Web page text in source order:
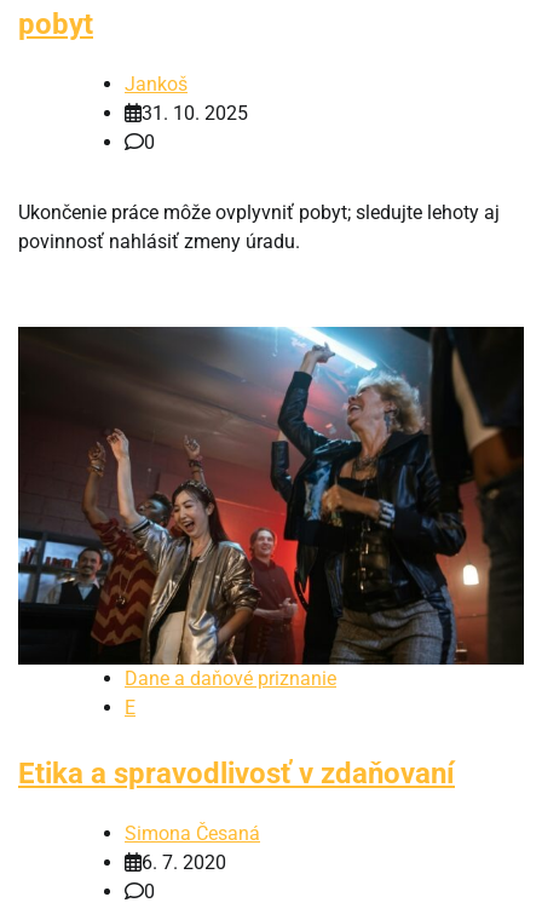
pobyt
Jankoš
31. 10. 2025
0
Ukončenie práce môže ovplyvniť pobyt; sledujte lehoty aj
povinnosť nahlásiť zmeny úradu.
Dane a daňové priznanie
E
Etika a spravodlivosť v zdaňovaní
Simona Česaná
6. 7. 2020
0